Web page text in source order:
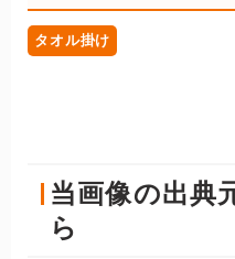
タオル掛け
当画像の出典
ら